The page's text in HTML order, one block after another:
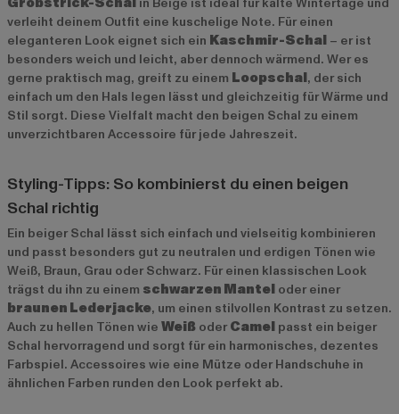
verleiht deinem Outfit eine kuschelige Note. Für einen
eleganteren Look eignet sich ein Kaschmir-Schal – er ist
besonders weich und leicht, aber dennoch wärmend. Wer es
gerne praktisch mag, greift zu einem Loopschal, der sich
einfach um den Hals legen lässt und gleichzeitig für Wärme und
Stil sorgt. Diese Vielfalt macht den beigen Schal zu einem
unverzichtbaren Accessoire für jede Jahreszeit.
Styling-Tipps: So kombinierst du einen beigen
Schal richtig
Ein beiger Schal lässt sich einfach und vielseitig kombinieren
und passt besonders gut zu neutralen und erdigen Tönen wie
Weiß, Braun, Grau oder Schwarz. Für einen klassischen Look
trägst du ihn zu einem schwarzen Mantel oder einer
braunen Lederjacke, um einen stilvollen Kontrast zu setzen.
Auch zu hellen Tönen wie Weiß oder Camel passt ein beiger
Schal hervorragend und sorgt für ein harmonisches, dezentes
Farbspiel. Accessoires wie eine Mütze oder Handschuhe in
ähnlichen Farben runden den Look perfekt ab.